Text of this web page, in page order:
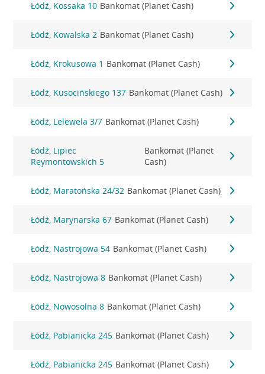
Łódź, Kossaka 10 Bankomat (Planet Cash)
Łódź, Kowalska 2 Bankomat (Planet Cash)
Łódź, Krokusowa 1 Bankomat (Planet Cash)
Łódź, Kusocińskiego 137 Bankomat (Planet Cash)
Łódź, Lelewela 3/7 Bankomat (Planet Cash)
Łódź, Lipiec
Reymontowskich 5
Bankomat (Planet
Cash)
Łódź, Maratońska 24/32 Bankomat (Planet Cash)
Łódź, Marynarska 67 Bankomat (Planet Cash)
Łódź, Nastrojowa 54 Bankomat (Planet Cash)
Łódź, Nastrojowa 8 Bankomat (Planet Cash)
Łódź, Nowosolna 8 Bankomat (Planet Cash)
Łódź, Pabianicka 245 Bankomat (Planet Cash)
Łódź, Pabianicka 245 Bankomat (Planet Cash)